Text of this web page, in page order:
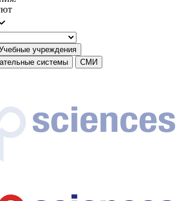
учреждения
системы
СМИ